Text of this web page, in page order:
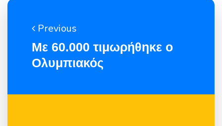
Previous
Με 60.000 τιμωρήθηκε ο
Ολυμπιακός